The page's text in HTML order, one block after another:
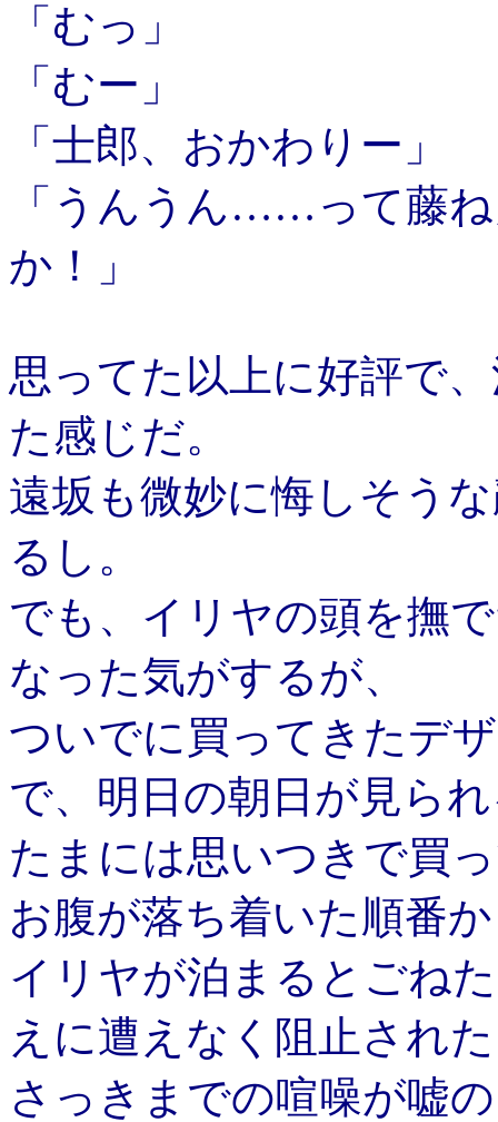
「むっ」
「むー」
「士郎、おかわりー」
「うんうん……って藤
か！」
思ってた以上に好評で
た感じだ。
遠坂も微妙に悔しそう
るし。
でも、イリヤの頭を撫
なった気がするが、
ついでに買ってきたデ
で、明日の朝日が見ら
たまには思いつきで買
お腹が落ち着いた順番
イリヤが泊まるとごね
えに遭えなく阻止され
さっきまでの喧噪が嘘